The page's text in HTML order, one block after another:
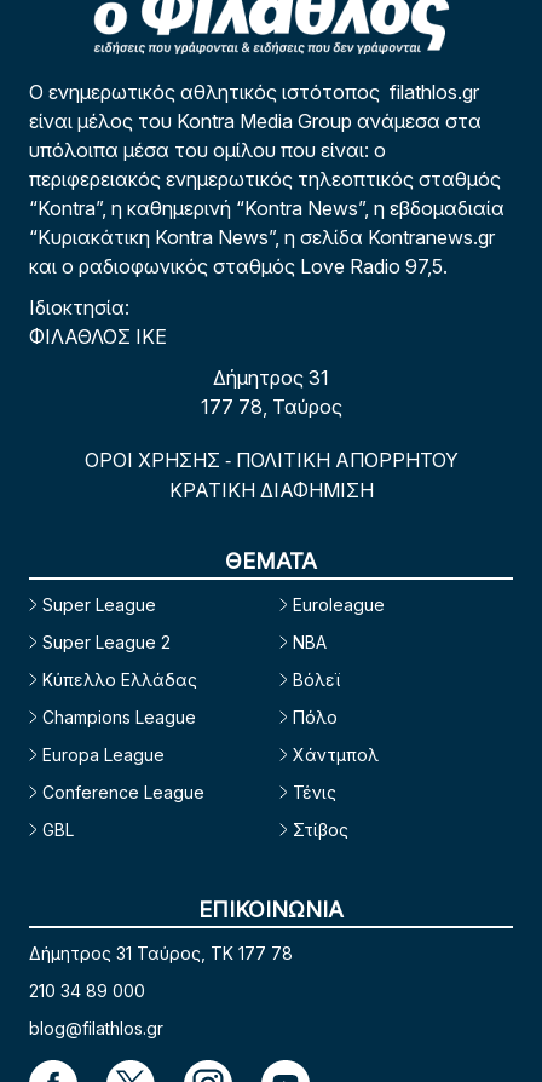
Ο ενημερωτικός αθλητικός ιστότοπος filathlos.gr
είναι μέλος του Kontra Media Group ανάμεσα στα
υπόλοιπα μέσα του ομίλου που είναι: ο
περιφερειακός ενημερωτικός τηλεοπτικός σταθμός
“Kontra”, η καθημερινή “Kontra News”, η εβδομαδιαία
“Κυριακάτικη Kontra News”, η σελίδα Kontranews.gr
και ο ραδιοφωνικός σταθμός Love Radio 97,5.
Ιδιοκτησία:
ΦΙΛΑΘΛΟΣ ΙΚΕ
Δήμητρος 31
177 78, Ταύρος
ΟΡΟΙ ΧΡΗΣΗΣ - ΠΟΛΙΤΙΚΗ ΑΠΟΡΡΗΤΟΥ
ΚΡΑΤΙΚΗ ΔΙΑΦΗΜΙΣΗ
ΘΕΜΑΤΑ
Super League
Super League 2
Κύπελλο Ελλάδας
Champions League
Europa League
Conference League
GBL
Euroleague
NBA
Βόλεϊ
Πόλο
Χάντμπολ
Τένις
Στίβος
ΕΠΙΚΟΙΝΩΝΙΑ
Δήμητρος 31 Ταύρος, TK 177 78
210 34 89 000
blog@filathlos.gr